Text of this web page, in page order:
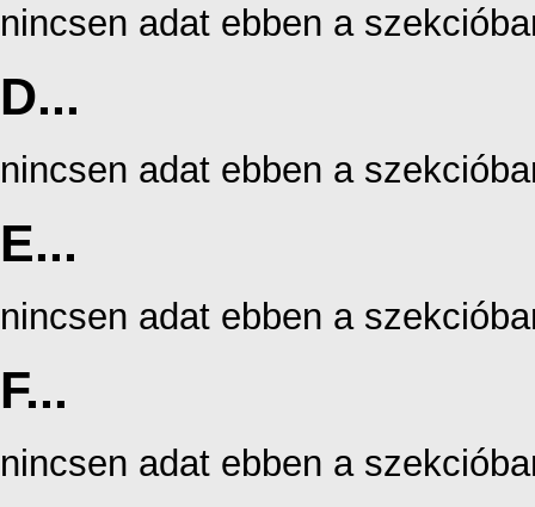
nincsen adat ebben a
D...
nincsen adat ebben a
E...
nincsen adat ebben a
F...
nincsen adat ebben a